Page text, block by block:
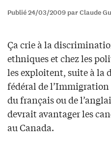
Publié 24/03/2009 par Claude
Ça crie à la
ethniques et chez les
les exploitent, suite à la
fédéral de l’Immigration
du français ou de
devrait avantager les
au Canada.